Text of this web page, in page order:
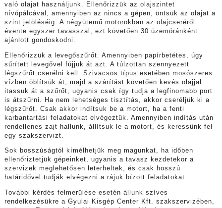
való olajat használjunk. Ellenőrizzük az olajszintet
nívópálcával, amennyiben az nincs a gépen, öntsük az olajat a
szint jelöléséig. A négyütemű motorokban az olajcseréről
évente egyszer tavasszal, ezt követően 30 üzemóránként
ajánlott gondoskodni.
Ellenőrizzük a levegőszűrőt. Amennyiben papírbetétes, úgy
sűrített levegővel fújjuk át azt. A túlzottan szennyezett
légszűrőt cserélni kell. Szivacsos típus esetében mosószeres
vízben öblítsük át, majd a szárítást követően kevés olajjal
itassuk át a szűrőt, ugyanis csak így tudja a legfinomabb port
is átszűrni. Ha nem lehetséges tisztítás, akkor cseréljük ki a
légszűrőt. Csak akkor indítsuk be a motort, ha a fenti
karbantartási feladatokat elvégeztük. Amennyiben indítás után
rendellenes zajt hallunk, állítsuk le a motort, és keressünk fel
egy szakszervizt.
Sok bosszúságtól kímélhetjük meg magunkat, ha időben
ellenőriztetjük gépeinket, ugyanis a tavasz kezdetekor a
szervizek meglehetősen leterheltek, és csak hosszú
határidővel tudják elvégezni a rájuk bízott feladatokat.
További kérdés felmerülése esetén állunk szíves
rendelkezésükre a Gyulai Kisgép Center Kft. szakszervizében,